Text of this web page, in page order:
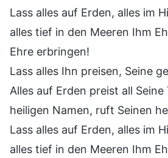
Lass alles auf Erden, alles im
alles tief in den Meeren Ihm
Ehre erbringen!
Lass alles Ihn preisen, Seine
Alles auf Erden preist all
heiligen Namen, ruft Seinen
Lass alles auf Erden, alles im
alles tief in den Meeren Ihm